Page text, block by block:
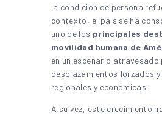
la condición de persona
contexto, el país se ha
uno de los principales
movilidad humana de
en un escenario atravesado
desplazamientos forzados
regionales y económicas.
A su vez, este crecimiento